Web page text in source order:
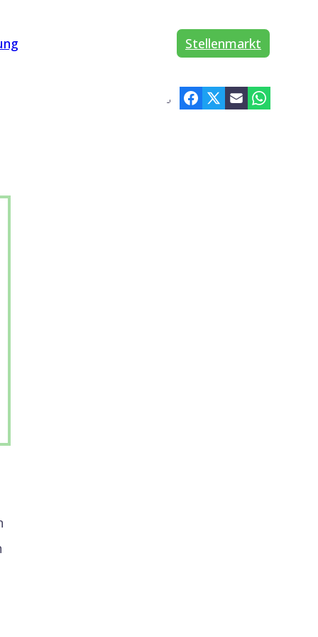
Stellenmarkt
Westend61 / Xavier Lorenzo - picture alliance